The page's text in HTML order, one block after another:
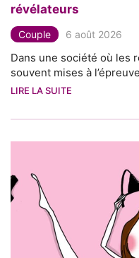
révélateurs
Couple 6 août 2026
Dans une société où les
souvent mises à
LIRE LA SUITE